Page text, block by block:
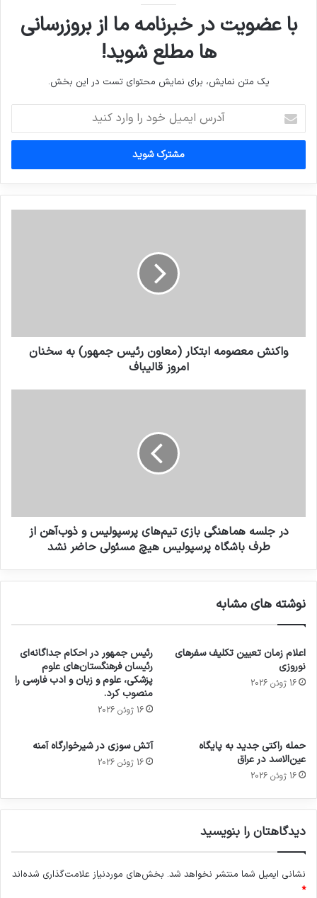
با عضویت در خبرنامه ما از بروزرسانی
ها مطلع شوید!
یک متن نمایش، برای نمایش محتوای تست در این بخش.
ایمیل
خود
وارد
کنید
واکنش معصومه ابتکار (معاون رئیس جمهور) به سخنان
امروز قالیباف
در جلسه هماهنگی بازی تیم‌های پرسپولیس و ذوب‌آهن از
طرف باشگاه پرسپولیس هیچ مسئولی حاضر نشد
نوشته های مشابه
اعلام زمان تعیین تکلیف سفرهای
نوروزی
16 ژوئن 2026
رئیس جمهور در احکام جداگانه‌ای
رئیسان فرهنگستان‌های علوم
پزشکی، علوم و زبان و ادب فارسی را
منصوب کرد.
16 ژوئن 2026
حمله راکتی جدید به پایگاه
عین‌الاسد در عراق
16 ژوئن 2026
آتش سوزی در شیرخوارگاه آمنه
16 ژوئن 2026
دیدگاهتان را بنویسید
نشانی ایمیل شما منتشر نخواهد شد. بخش‌های موردنیاز علامت‌گذاری شده‌اند
*